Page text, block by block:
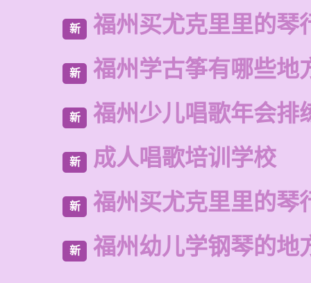
新 福州买尤克里里的琴
新 福州学古筝有哪些地
新 福州少儿唱歌年会排
新 成人唱歌培训学校
新 福州买尤克里里的琴
新 福州幼儿学钢琴的地